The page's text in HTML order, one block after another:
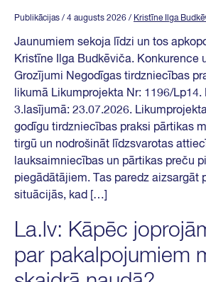
Publikācijas / 4 augusts 2026 / Kristīne Ilga
Jaunumiem sekoja līdzi un tos
Kristīne Ilga Budkēviča. Konkurence
Grozījumi Negodīgas tirdzniecības
likumā Likumprojekta Nr: 1196/Lp14.
3.lasījumā: 23.07.2026.
godīgu tirdzniecības praksi pārtikas
tirgū un nodrošināt līdzsvarotas
lauksaimniecības un pārtikas preču
piegādātājiem. Tas paredz aizsargāt
situācijās, kad […]
La.lv: Kāpēc
par pakalpojumiem